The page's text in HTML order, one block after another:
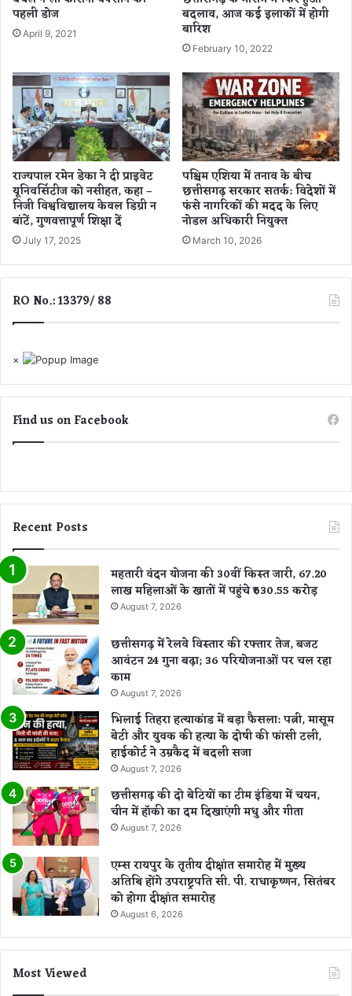
या
र
अ
खी
ह
र्ब
ल
कॉ
फी
हो
गा
त्र
का
रि
ता
मा
र्त
ण्ड
उ
त्स
व
”
मु
ख्य
त्री
ष्णु
य
ने
पो
र
मो
च
न
पहली डोज
April 9, 2021
बदलाव, आज कई इलाकों में होगी
बारिश
February 10, 2022
राज्यपाल रमेन डेका ने दी प्राइवेट
यूनिवर्सिटीज को नसीहत, कहा –
निजी विश्वविद्यालय केवल डिग्री न
बांटें, गुणवत्तापूर्ण शिक्षा दें
July 17, 2025
पश्चिम एशिया में तनाव के बीच
छत्तीसगढ़ सरकार सतर्क: विदेशों में
फंसे नागरिकों की मदद के लिए
नोडल अधिकारी नियुक्त
March 10, 2026
RO No.: 13379/ 88
×
Find us on Facebook
Recent Posts
महतारी वंदन योजना की 30वीं किस्त जारी, 67.20
लाख महिलाओं के खातों में पहुंचे ₹630.55 करोड़
August 7, 2026
छत्तीसगढ़ में रेलवे विस्तार की रफ्तार तेज, बजट
आवंटन 24 गुना बढ़ा; 36 परियोजनाओं पर चल रहा
काम
August 7, 2026
भिलाई तिहरा हत्याकांड में बड़ा फैसला: पत्नी, मासूम
बेटी और युवक की हत्या के दोषी की फांसी टली,
हाईकोर्ट ने उम्रकैद में बदली सजा
August 7, 2026
छत्तीसगढ़ की दो बेटियों का टीम इंडिया में चयन,
चीन में हॉकी का दम दिखाएंगी मधु और गीता
August 7, 2026
एम्स रायपुर के तृतीय दीक्षांत समारोह में मुख्य
अतिथि होंगे उपराष्ट्रपति सी. पी. राधाकृष्णन, सितंबर
को होगा दीक्षांत समारोह
August 6, 2026
Most Viewed